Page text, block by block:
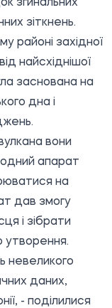
згинальних
зіткнень.
районі західної
найсхіднішої
заснована на
дна і
вони
апарат
на
дав змогу
і зібрати
утворення.
невеликого
даних,
- поділилися